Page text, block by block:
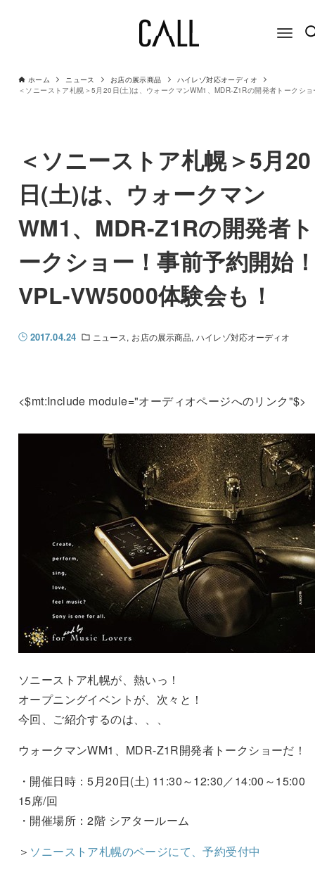
ホーム ニュース お店の展示商品 ハイレゾ対応オーディオ
＜ソニーストア札幌＞5月20
日(土)は、ウォークマン
WM1、MDR-Z1Rの開発者ト
ークショー！事前予約開始
VPL-VW5000体験会も！
2017.04.24 ニュース お店の展示商品 ハイレゾ対応オーディオ
<$mt:Include module="オーディオページへのリンク"$>
ソニーストア札幌が、熱いっ！
オープニングイベントが、次々と！
今回、ご紹介するのは、、、
ウォークマンWM1、MDR-Z1R開発者トークショーだ！
・開催日時：5月20日(土) 11:30～12:30／14:00～15:00
15席/回
・開催場所：2階 シアタールーム
＞ ソニーストア札幌のページにて、予約受付中